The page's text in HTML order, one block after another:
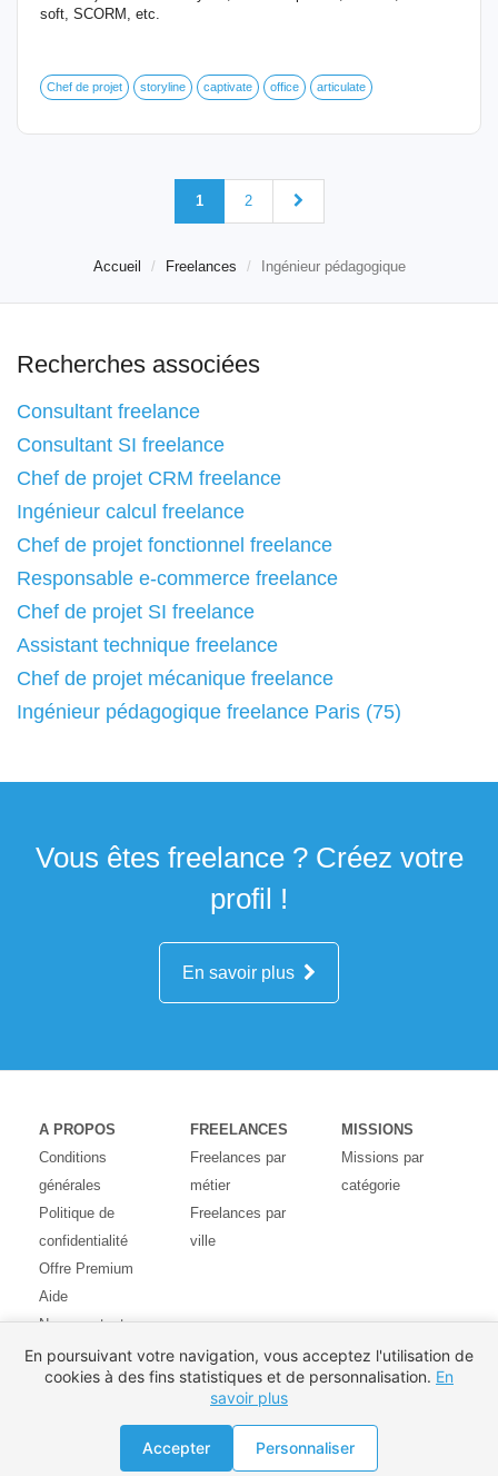
soft, SCORM, etc.
Chef de projet storyline captivate office articulate
1 2
Accueil Freelances Ingénieur pédagogique
Recherches associées
Consultant freelance
Consultant SI freelance
Chef de projet CRM freelance
Ingénieur calcul freelance
Chef de projet fonctionnel freelance
Responsable e-commerce freelance
Chef de projet SI freelance
Assistant technique freelance
Chef de projet mécanique freelance
Ingénieur pédagogique freelance Paris (75)
Vous êtes freelance ? Créez votre
profil !
En savoir plus
A PROPOS
Conditions
générales
Politique de
confidentialité
Offre Premium
Aide
Nous contacter
Avis des
utilisateurs
FREELANCES
Freelances par
métier
Freelances par
ville
MISSIONS
Missions par
catégorie
En poursuivant votre navigation, vous acceptez l'utilisation de
cookies à des fins statistiques et de personnalisation. En
savoir plus
Accepter Personnaliser